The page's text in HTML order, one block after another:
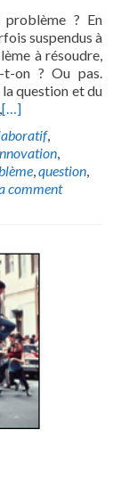
? En
suspendus à
à résoudre,
t-on ? Ou pas.
question et du
[…]
,
,
,question,
comment